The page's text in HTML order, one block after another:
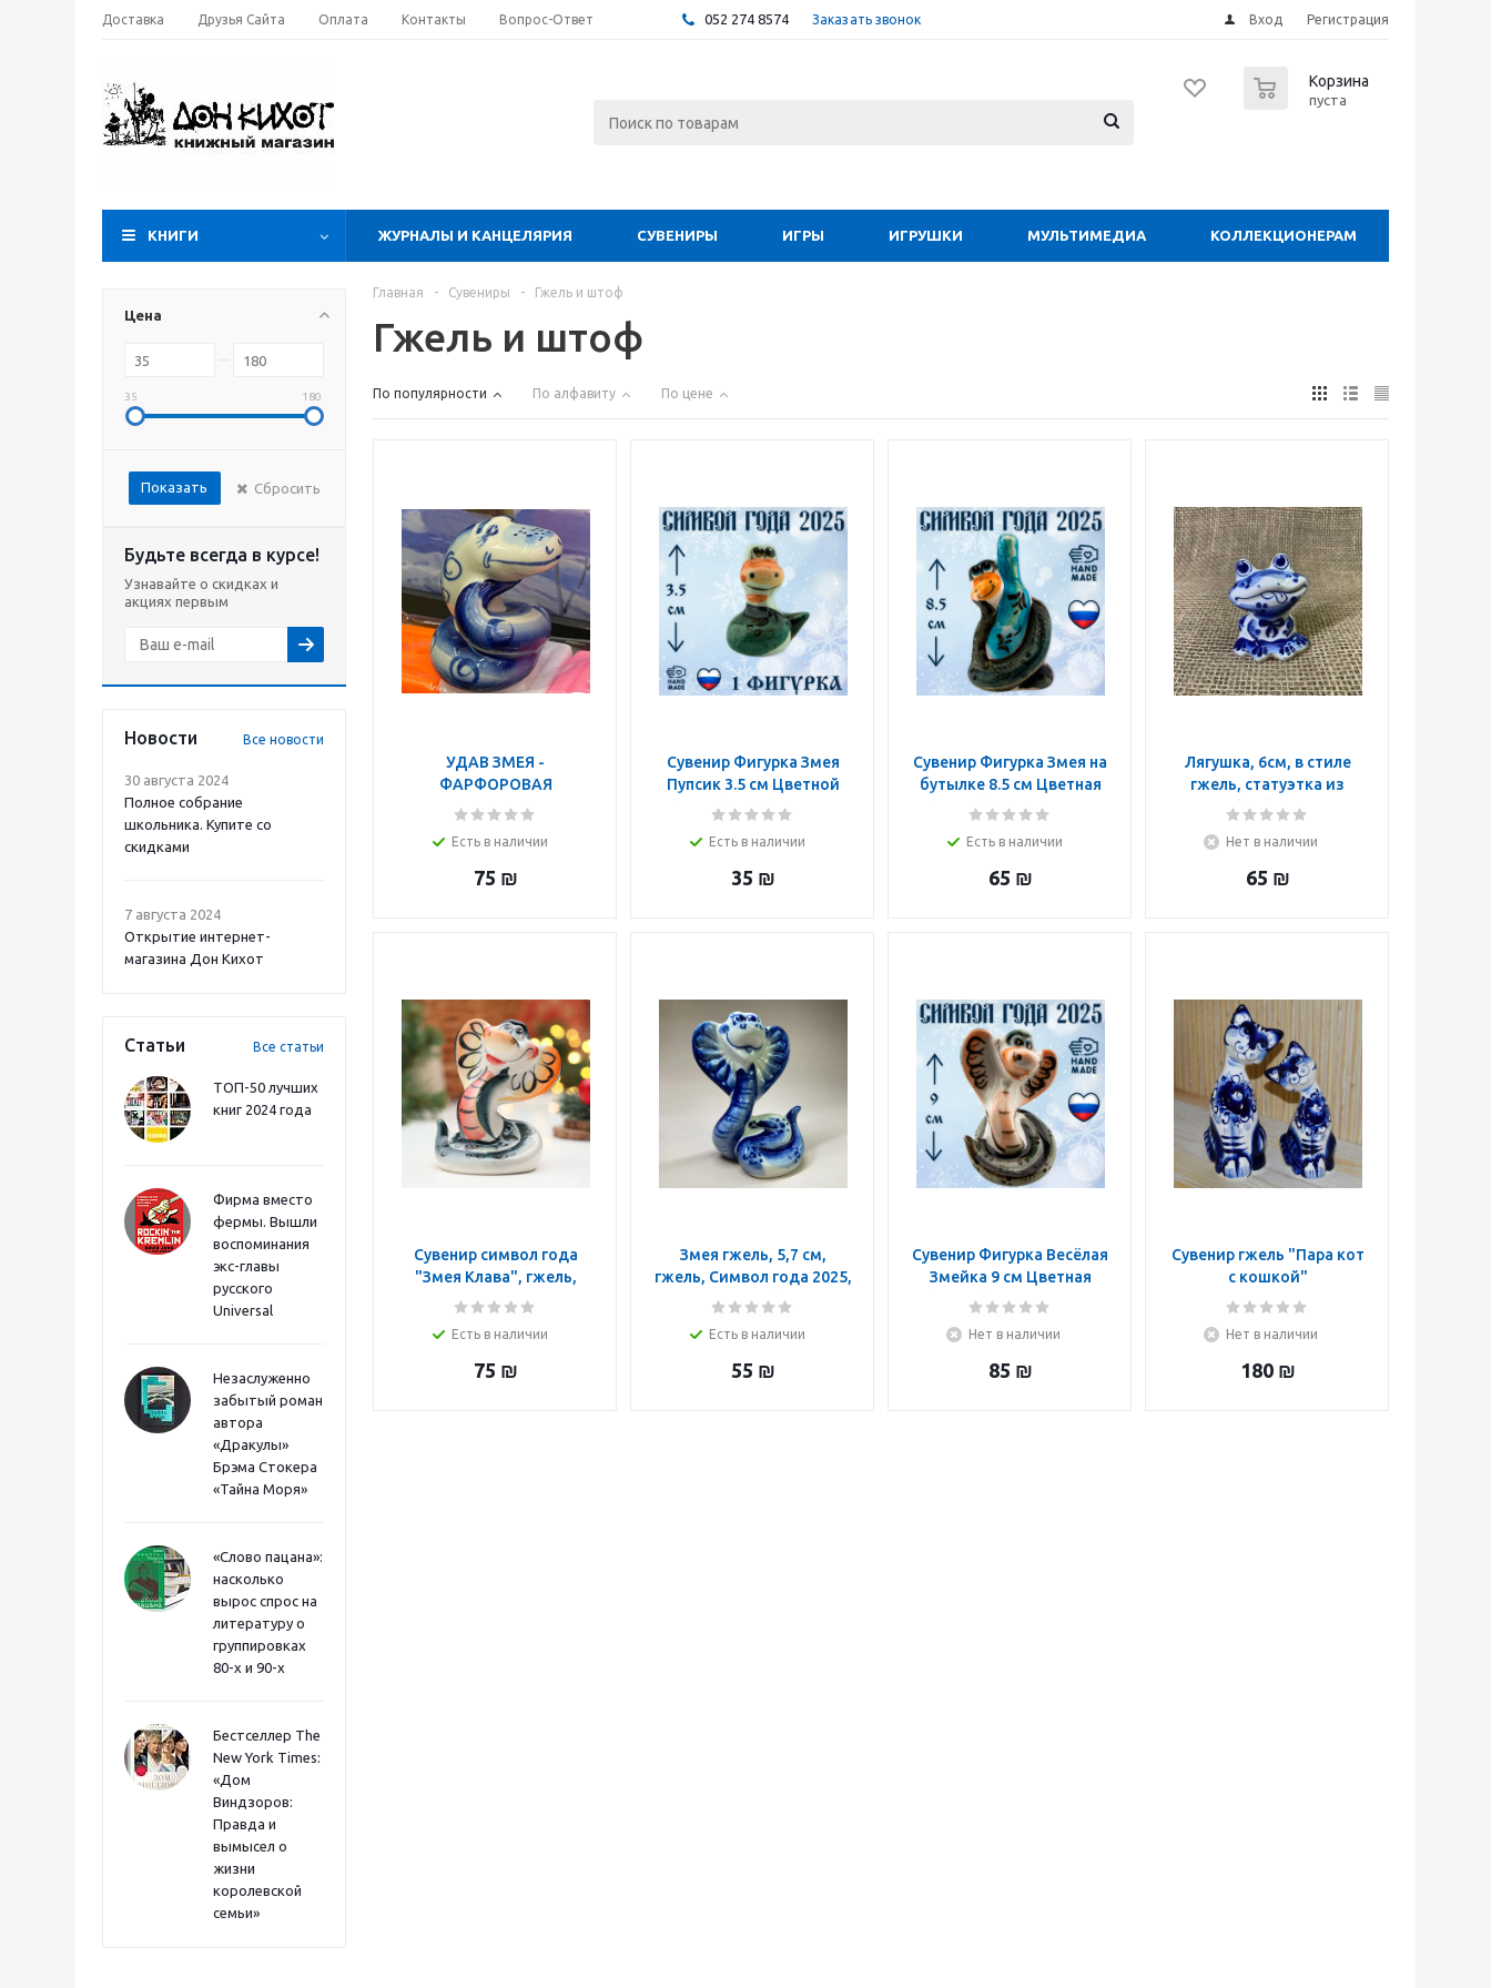
Доставка Друзья Сайта Оплата Контакты Вопрос-Ответ 052 274 8574 Заказать звонок Вход Регистрация
Корзина
пуста
КНИГИ ЖУРНАЛЫ И КАНЦЕЛЯРИЯ СУВЕНИРЫ ИГРЫ ИГРУШКИ МУЛЬТИМЕДИА КОЛЛЕКЦИОНЕРАМ
Цена
35 180
Показать Сбросить
Будьте всегда в курсе!
Узнавайте о скидках и
акциях первым
Новости Все новости
30 августа 2024
Полное собрание
школьника. Купите со
скидками
7 августа 2024
Открытие интернет-
магазина Дон Кихот
Статьи Все статьи
ТОП-50 лучших
книг 2024 года
Фирма вместо
фермы. Вышли
воспоминания
экс-главы
русского
Universal
Незаслуженно
забытый роман
автора
«Дракулы»
Брэма Стокера
«Тайна Моря»
«Слово пацана»:
насколько
вырос спрос на
литературу о
группировках
80-х и 90-х
Бестселлер The
New York Times:
«Дом
Виндзоров:
Правда и
вымысел о
жизни
королевской
семьи»
Главная - Сувениры - Гжель и штоф
Гжель и штоф
По популярности По алфавиту По цене
УДАВ ЗМЕЯ -
ФАРФОРОВАЯ
СТАТУЭТКА ГЖЕЛЬ
Есть в наличии
75 ₪
Сувенир Фигурка Змея
Пупсик 3.5 см Цветной
(Гжель) Символ года
Есть в наличии
35 ₪
Сувенир Фигурка Змея на
бутылке 8.5 см Цветная
(Гжель) Символ года
Есть в наличии
65 ₪
Лягушка, 6см, в стиле
гжель, статуэтка из
фарфора
Нет в наличии
65 ₪
Сувенир символ года
"Змея Клава", гжель,
цвет, 11 см
Есть в наличии
75 ₪
Змея гжель, 5,7 см,
гжель, Символ года 2025,
коллекционный сувенир,
рождество
Есть в наличии
55 ₪
Сувенир Фигурка Весёлая
Змейка 9 см Цветная
(Гжель) Символ года
Нет в наличии
85 ₪
Сувенир гжель "Пара кот
с кошкой"
Нет в наличии
180₪